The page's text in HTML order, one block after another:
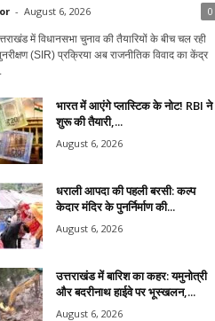
- August 6, 2026 0
में विधानसभा चुनाव की तैयारियों के बीच चल रही
(SIR) प्रक्रिया अब राजनीतिक विवाद का केंद्र
भारत में आएंगे प्लास्टिक के नोट! RBI ने
शुरू की तैयारी,...
August 6, 2026
धराली आपदा की पहली बरसी: कल्प
केदार मंदिर के पुनर्निर्माण की...
August 6, 2026
उत्तराखंड में बारिश का कहर: यमुनोत्री
और बदरीनाथ हाईवे पर भूस्खलन,...
August 6, 2026